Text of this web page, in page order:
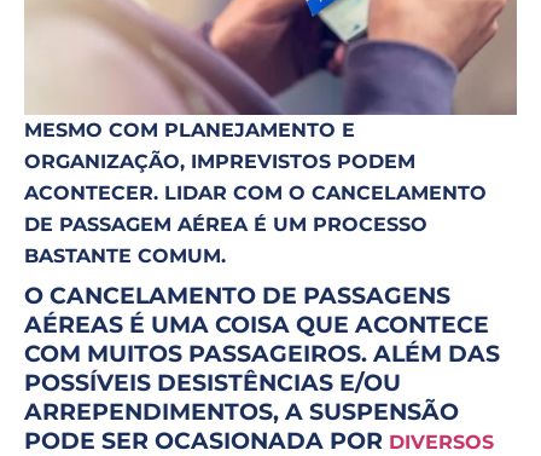
MESMO COM PLANEJAMENTO E
ORGANIZAÇÃO, IMPREVISTOS PODEM
ACONTECER. LIDAR COM O CANCELAMENTO
DE PASSAGEM AÉREA É UM PROCESSO
BASTANTE COMUM.
O CANCELAMENTO DE PASSAGENS
AÉREAS É UMA COISA QUE ACONTECE
COM MUITOS PASSAGEIROS. ALÉM DAS
POSSÍVEIS DESISTÊNCIAS E/OU
ARREPENDIMENTOS, A SUSPENSÃO
PODE SER OCASIONADA POR DIVERSOS